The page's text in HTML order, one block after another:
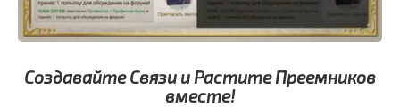
Создавайте Связи и Растите Преемников
вместе!